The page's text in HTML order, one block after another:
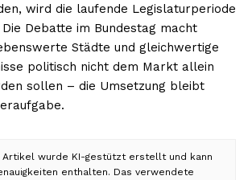
wird die laufende Legislaturperiode
Debatte im Bundestag macht
Städte und gleichwertige
politisch nicht dem Markt allein
sollen – die Umsetzung bleibt
Artikel wurde KI-gestützt erstellt und kann
enthalten. Das verwendete